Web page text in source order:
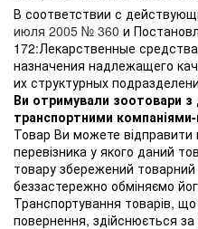
В соответствии с
июля 2005 № 360 и
172:Лекарственные
назначения надлежащего
их структурных
Ви отримували зоотовари з
транспортними
Товар Ви можете відправити
перевізника у якого даний
товару збережений товарний
беззастережно обміняємо
Транспортування товарів,
повернення, здійснюється